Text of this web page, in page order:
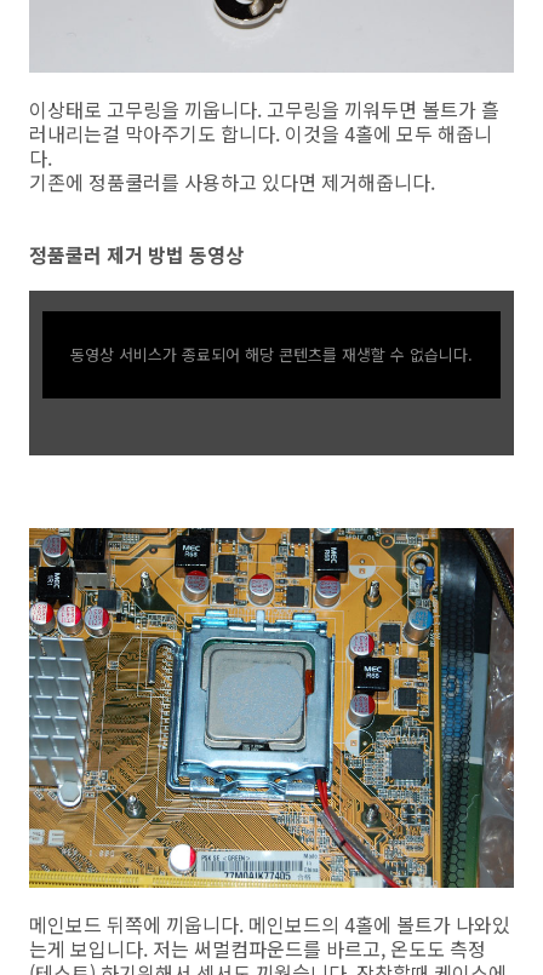
이상태로 고무링을 끼웁니다. 고무링을 끼워두면 볼트가 흘
러내리는걸 막아주기도 합니다. 이것을 4홀에 모두 해줍니
다.
기존에 정품쿨러를 사용하고 있다면 제거해줍니다.
정품쿨러 제거 방법 동영상
동영상 서비스가 종료되어 해당 콘텐츠를 재생할 수 없습니다.
메인보드 뒤쪽에 끼웁니다. 메인보드의 4홀에 볼트가 나와있
는게 보입니다. 저는 써멀컴파운드를 바르고, 온도도 측정